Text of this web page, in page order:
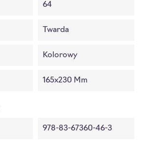
64
Twarda
Kolorowy
165x230 Mm
978-83-67360-46-3